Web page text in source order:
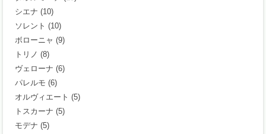
シエナ (10)
ソレント (10)
ボローニャ (9)
トリノ (8)
ヴェローナ (6)
パレルモ (6)
オルヴィエート (5)
トスカーナ (5)
モデナ (5)